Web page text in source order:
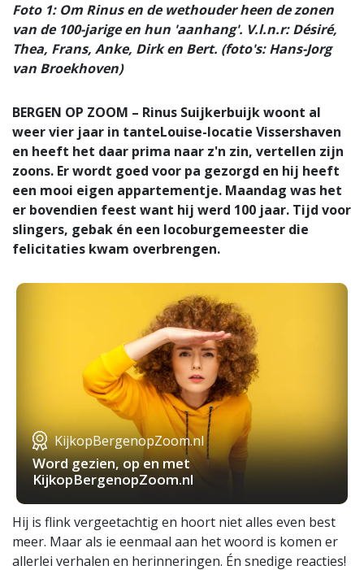
Foto 1: Om Rinus en de wethouder heen de zonen
van de 100-jarige en hun 'aanhang'. V.l.n.r: Désiré,
Thea, Frans, Anke, Dirk en Bert. (foto's: Hans-Jorg
van Broekhoven)
BERGEN OP ZOOM – Rinus Suijkerbuijk woont al
weer vier jaar in tanteLouise-locatie Vissershaven
en heeft het daar prima naar z'n zin, vertellen zijn
zoons. Er wordt goed voor pa gezorgd en hij heeft
een mooi eigen appartementje. Maandag was het
er bovendien feest want hij werd 100 jaar. Tijd voor
slingers, gebak én een locoburgemeester die
felicitaties kwam overbrengen.
KijkopBergenopZoom.nl
Word gezien, op en met
KijkopBergenopZoom.nl
Hij is flink vergeetachtig en hoort niet alles even best
meer. Maar als ie eenmaal aan het woord is komen er
allerlei verhalen en herinneringen. Én snedige reacties!